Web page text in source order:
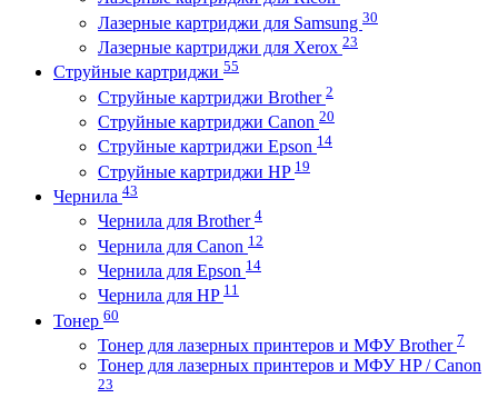
Лазерные картриджи для Samsung 30
Лазерные картриджи для Xerox 23
Струйные картриджи 55
Струйные картриджи Brother 2
Струйные картриджи Canon 20
Струйные картриджи Epson 14
Струйные картриджи HP 19
Чернила 43
Чернила для Brother 4
Чернила для Canon 12
Чернила для Epson 14
Чернила для HP 11
Тонер 60
Тонер для лазерных принтеров и МФУ Brother 7
Тонер для лазерных принтеров и МФУ HP / Canon
23